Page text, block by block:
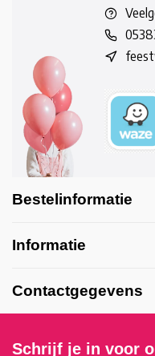
Bestelinformatie
Informatie
Contactgegevens
Schrijf je in voor